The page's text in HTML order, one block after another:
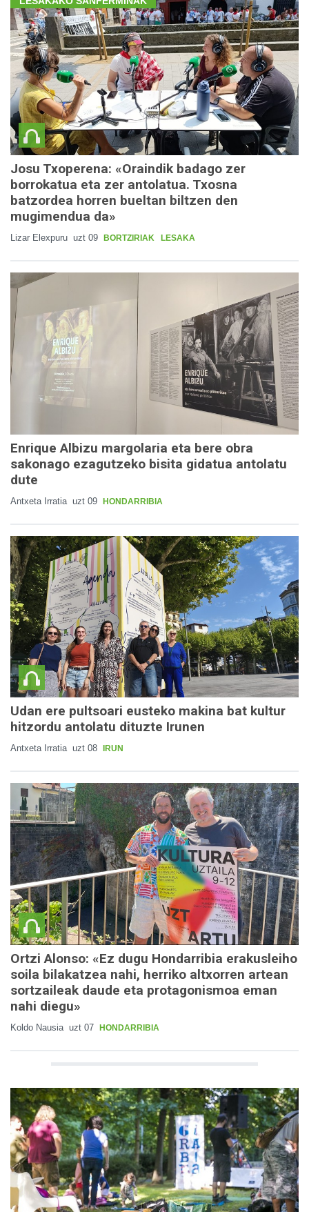
Josu Txoperena: «Oraindik badago zer
borrokatua eta zer antolatua. Txosna
batzordea horren bueltan biltzen den
mugimendua da»
Lizar Elexpuru uzt 09 BORTZIRIAK LESAKA
Enrique Albizu margolaria eta bere obra
sakonago ezagutzeko bisita gidatua antolatu
dute
Antxeta Irratia uzt 09 HONDARRIBIA
Udan ere pultsoari eusteko makina bat kultur
hitzordu antolatu dituzte Irunen
Antxeta Irratia uzt 08 IRUN
Ortzi Alonso: «Ez dugu Hondarribia erakusleiho
soila bilakatzea nahi, herriko altxorren artean
sortzaileak daude eta protagonismoa eman
nahi diegu»
Koldo Nausia uzt 07 HONDARRIBIA